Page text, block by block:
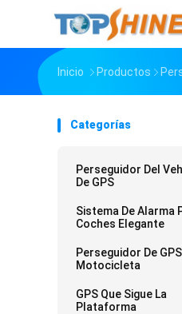
Inicio Productos
Categorías
Perseguidor Del
De GPS
Sistema De Alarma
Coches Elegante
Perseguidor De GPS
Motocicleta
GPS Que Sigue La
Plataforma